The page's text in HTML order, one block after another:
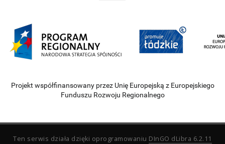
Projekt współfinansowany przez Unię Europejską z Europejskiego
Funduszu Rozwoju Regionalnego
Ten serwis działa dzięki oprogramowaniu DInGO dLibra 6.2.11